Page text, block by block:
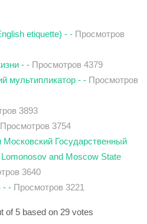
etiquette) - - Просмотров
- - Просмотров 4379
мультипликатор - - Просмотров
3893
Просмотров 3754
Государственный
and Moscow State
3640
- - Просмотров 3221
of 5 based on 29 votes